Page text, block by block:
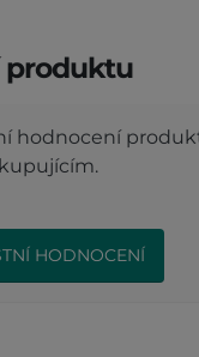
produktu
hodnocení
HODNOCENÍ